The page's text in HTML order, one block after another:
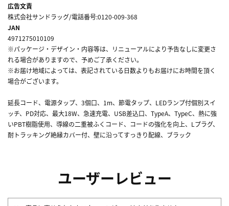
広告文責
株式会社サンドラッグ/電話番号:0120-009-368
JAN
4971275010109
※パッケージ・デザイン・内容等は、リニューアルにより予告なしに変更さ
れる場合がありますので、予めご了承ください。
※お届け地域によっては、表記されている日数よりもお届けにお時間を頂く
場合がございます。
延長コード、電源タップ、3個口、1m、節電タップ、LEDランプ付個別スイ
ッチ、PD対応、最大18W、急速充電、USB差込口、TypeA、TypeC、熱に強
いPBT樹脂使用、導線の二重被ふくコード、コードの強化を向上、Lプラグ、
耐トラッキング絶縁カバー付、壁に沿ってすっきり配線、ブラック
ユーザーレビュー